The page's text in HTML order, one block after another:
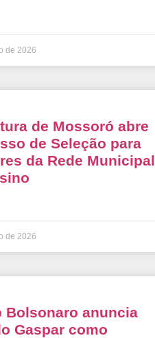
de 2026
de Mossoró abre
de Seleção para
da Rede Municipal
de 2026
Bolsonaro anuncia
Gaspar como